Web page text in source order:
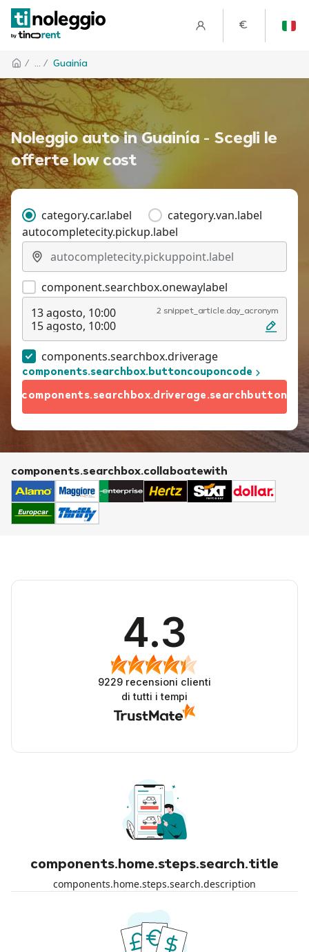
€
/ ... / Guainía
Noleggio auto in Guainía - Scegli le
offerte low cost
category.car.label
category.van.label
autocompletecity.pickup.label
component.searchbox.onewaylabel
13 agosto, 10:00
15 agosto, 10:00
2 snippet_article.day_acronym
components.searchbox.driverage
components.searchbox.buttoncouponcode
components.searchbox.driverage.searchbutton
components.searchbox.collaboatewith
4.3
9229 recensioni clienti
di tutti i tempi
components.home.steps.search.title
components.home.steps.search.description